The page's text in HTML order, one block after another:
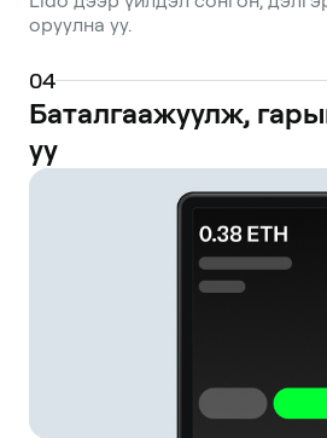
including smart contract
liquid staking token and
asset.
оруулна уу.
04
Баталгаажуулж,
уу